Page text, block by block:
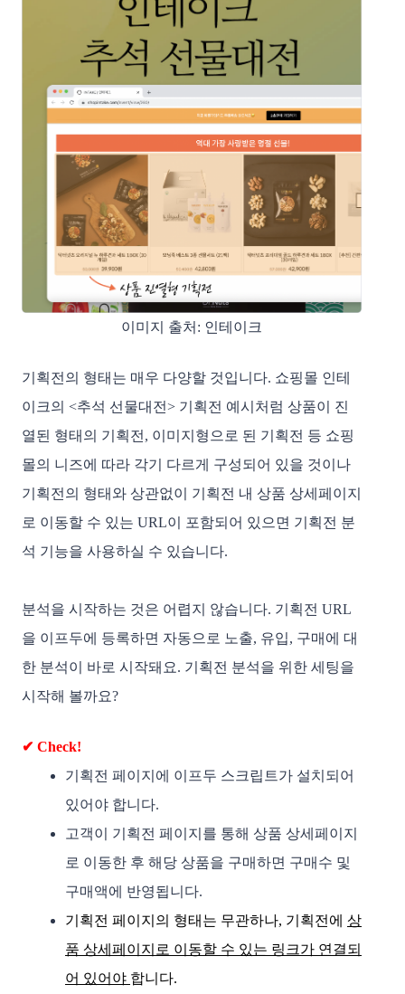
이미지 출처: 인테이크
기획전의 형태는 매우 다양할 것입니다. 쇼핑몰 인테
이크의 <추석 선물대전> 기획전 예시처럼 상품이 진
열된 형태의 기획전, 이미지형으로 된 기획전 등 쇼핑
몰의 니즈에 따라 각기 다르게 구성되어 있을 것이나
기획전의 형태와 상관없이 기획전 내 상품 상세페이지
로 이동할 수 있는 URL이 포함되어 있으면 기획전 분
석 기능을 사용하실 수 있습니다.
분석을 시작하는 것은 어렵지 않습니다. 기획전 URL
을 이프두에 등록하면 자동으로 노출, 유입, 구매에 대
한 분석이 바로 시작돼요. 기획전 분석을 위한 세팅을
시작해 볼까요?
✔ Check!
기획전 페이지에 이프두 스크립트가 설치되어
있어야 합니다.
고객이 기획전 페이지를 통해 상품 상세페이지
로 이동한 후 해당 상품을 구매하면 구매수 및
구매액에 반영됩니다.
기획전 페이지의 형태는 무관하나, 기획전에 상
품 상세페이지로 이동할 수 있는 링크가 연결되
어 있어야 합니다.